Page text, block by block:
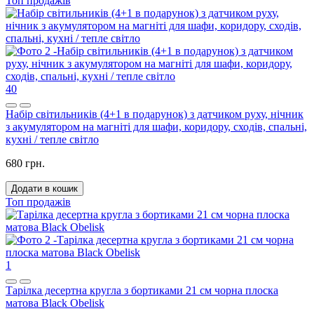
40
Набір світильників (4+1 в подарунок) з датчиком руху, нічник
з акумулятором на магніті для шафи, коридору, сходів, спальні,
кухні / тепле світло
680 грн.
Додати в кошик
Топ продажів
1
Тарілка десертна кругла з бортиками 21 см чорна плоска
матова Black Obelisk